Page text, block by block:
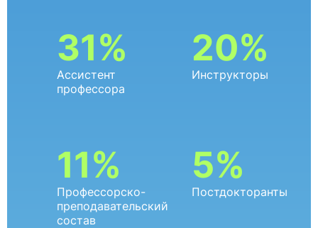
31%
Ассистент
профессора
20%
Инструкторы
11%
Профессорско-
преподавательский
состав
5%
Постдокторанты